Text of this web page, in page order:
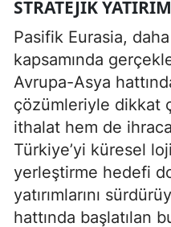
STRATEJIK
Pasifik Eurasia,
kapsamında
Avrupa-Asya
çözümleriyle dikkat
ithalat hem de
Türkiye’yi küresel
yerleştirme hedefi
yatırımlarını
hattında başlatılan